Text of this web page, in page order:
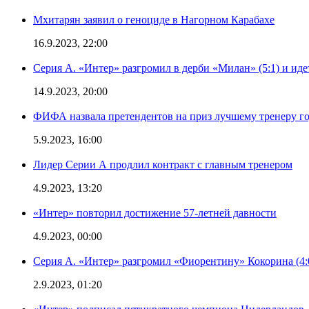
Мхитарян заявил о геноциде в Нагорном Карабахе
16.9.2023, 22:00
Серия А. «Интер» разгромил в дерби «Милан» (5:1) и
14.9.2023, 20:00
ФИФА назвала претендентов на приз лучшему тренеру
5.9.2023, 16:00
Лидер Серии А продлил контракт с главным тренером
4.9.2023, 13:20
«Интер» повторил достижение 57-летней давности
4.9.2023, 00:00
Серия А. «Интер» разгромил «Фиорентину» Кокорина
2.9.2023, 01:20